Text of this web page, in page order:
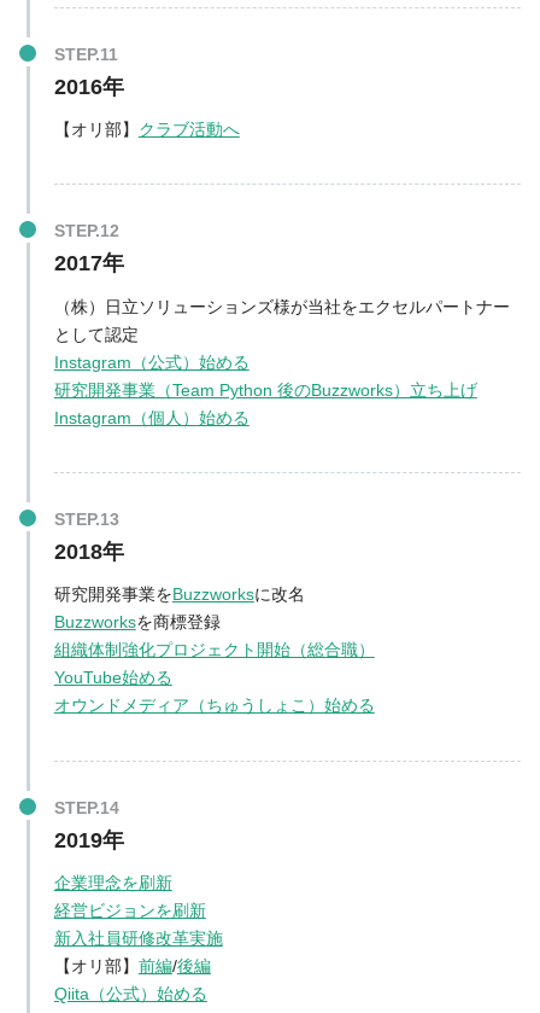
2016年
【オリ部】 クラブ活動へ
2017年
（株）日立ソリューションズ様が当社をエクセルパートナー
として認定
Instagram（公式）始める
研究開発事業（Team Python 後のBuzzworks）立ち上げ
Instagram（個人）始める
2018年
研究開発事業をBuzzworksに改名
Buzzworksを商標登録
組織体制強化プロジェクト開始（総合職）
YouTube始める
オウンドメディア（ちゅうしょこ）始める
2019年
企業理念を刷新
経営ビジョンを刷新
新入社員研修改革実施
【オリ部】 前編/後編
Qiita（公式）始める